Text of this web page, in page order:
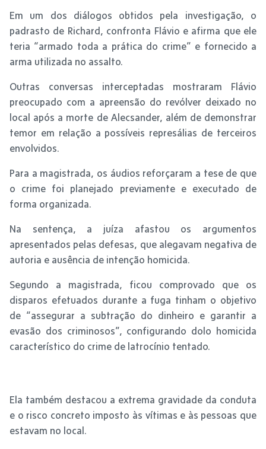
Em um dos diálogos obtidos pela investigação, o
padrasto de Richard, confronta Flávio e afirma que ele
teria “armado toda a prática do crime” e fornecido a
arma utilizada no assalto.
Outras conversas interceptadas mostraram Flávio
preocupado com a apreensão do revólver deixado no
local após a morte de Alecsander, além de demonstrar
temor em relação a possíveis represálias de terceiros
envolvidos.
Para a magistrada, os áudios reforçaram a tese de que
o crime foi planejado previamente e executado de
forma organizada.
Na sentença, a juíza afastou os argumentos
apresentados pelas defesas, que alegavam negativa de
autoria e ausência de intenção homicida.
Segundo a magistrada, ficou comprovado que os
disparos efetuados durante a fuga tinham o objetivo
de “assegurar a subtração do dinheiro e garantir a
evasão dos criminosos”, configurando dolo homicida
característico do crime de latrocínio tentado.
Ela também destacou a extrema gravidade da conduta
e o risco concreto imposto às vítimas e às pessoas que
estavam no local.